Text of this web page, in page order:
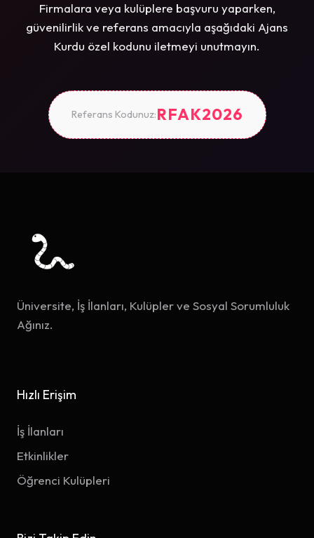
Firmalara veya kulüplere başvuru yaparken,
güvenilirlik ve referans amacıyla aşağıdaki Ajans
Kurdu özel kodunu iletmeyi unutmayın.
Referans Kodunuz:RFAK2026
Üniversite, İş İlanları, Kulüpler ve Sosyal Sorumluluk
Ağınız.
Hızlı Erişim
İş İlanları
Etkinlikler
Öğrenci Kulüpleri